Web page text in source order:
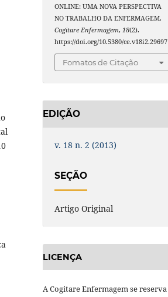
ONLINE: UMA NOVA PERSPECTIVA
NO TRABALHO DA ENFERMAGEM.
Cogitare Enfermagem, 18(2).
https://doi.org/10.5380/ce.v18i2.29697
Fomatos de Citação
EDIÇÃO
v. 18 n. 2 (2013)
SEÇÃO
Artigo Original
LICENÇA
A Cogitare Enfermagem se